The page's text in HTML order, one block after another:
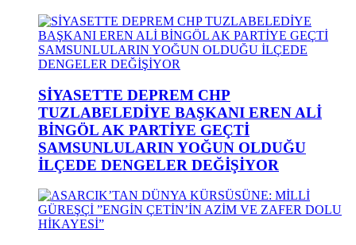
SİYASETTE DEPREM CHP
TUZLABELEDİYE BAŞKANI EREN ALİ
BİNGÖL AK PARTİYE GEÇTİ
SAMSUNLULARIN YOĞUN OLDUĞU
İLÇEDE DENGELER DEĞİŞİYOR